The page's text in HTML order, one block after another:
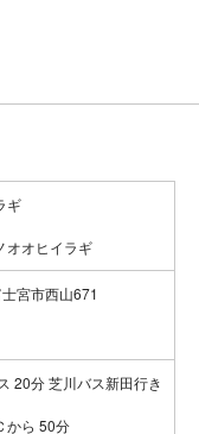
ギ
オオヒイラギ
宮市西山671
20分 芝川バス新田行き
から 50分